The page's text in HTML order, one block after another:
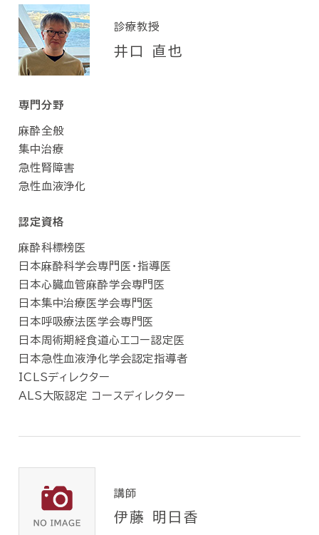
診療教授
井口 直也
専門分野
麻酔全般
集中治療
急性腎障害
急性血液浄化
認定資格
麻酔科標榜医
日本麻酔科学会専門医・指導医
日本心臓血管麻酔学会専門医
日本集中治療医学会専門医
日本呼吸療法医学会専門医
日本周術期経食道心エコー認定医
日本急性血液浄化学会認定指導者
ICLSディレクター
ALS大阪認定 コースディレクター
講師
伊藤 明日香